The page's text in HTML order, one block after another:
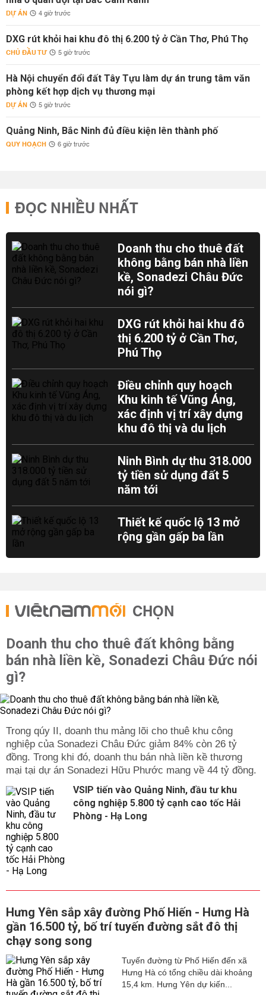
DỰ ÁN 4 giờ trước
DXG rút khỏi hai khu đô thị 6.200 tỷ ở Cần Thơ, Phú Thọ
CHỦ ĐẦU TƯ 5 giờ trước
Hà Nội chuyển đổi đất Tây Tựu làm dự án trung tâm văn
phòng kết hợp dịch vụ thương mại
DỰ ÁN 5 giờ trước
Quảng Ninh, Bắc Ninh đủ điều kiện lên thành phố
QUY HOẠCH 6 giờ trước
ĐỌC NHIỀU NHẤT
Doanh thu cho thuê đất
không bằng bán nhà liền
kề, Sonadezi Châu Đức
nói gì?
DXG rút khỏi hai khu đô
thị 6.200 tỷ ở Cần Thơ,
Phú Thọ
Điều chỉnh quy hoạch
Khu kinh tế Vũng Áng,
xác định vị trí xây dựng
khu đô thị và du lịch
Ninh Bình dự thu 318.000
tỷ tiền sử dụng đất 5
năm tới
Thiết kế quốc lộ 13 mở
rộng gần gấp ba lần
CHỌN
Doanh thu cho thuê đất không bằng
bán nhà liền kề, Sonadezi Châu Đức nói
gì?
Trong qúy II, doanh thu mảng lõi cho thuê khu công
nghiệp của Sonadezi Châu Đức giảm 84% còn 26 tỷ
đồng. Trong khi đó, doanh thu bán nhà liền kề thương
mại tại dự án Sonadezi Hữu Phước mang về 44 tỷ đồng.
VSIP tiến vào Quảng Ninh, đầu tư khu
công nghiệp 5.800 tỷ cạnh cao tốc Hải
Phòng - Hạ Long
Hưng Yên sắp xây đường Phố Hiến - Hưng Hà
gần 16.500 tỷ, bố trí tuyến đường sắt đô thị
chạy song song
Tuyến đường từ Phố Hiến đến xã
Hưng Hà có tổng chiều dài khoảng
15,4 km. Hưng Yên dự kiến...